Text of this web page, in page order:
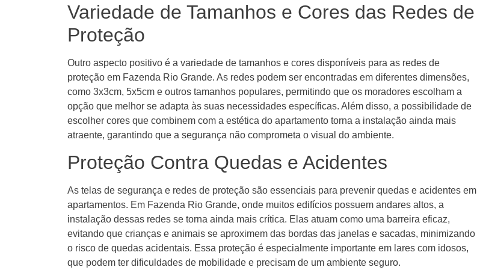
Variedade de Tamanhos e Cores das Redes de
Proteção
Outro aspecto positivo é a variedade de tamanhos e cores disponíveis para as redes de
proteção em Fazenda Rio Grande. As redes podem ser encontradas em diferentes dimensões,
como 3x3cm, 5x5cm e outros tamanhos populares, permitindo que os moradores escolham a
opção que melhor se adapta às suas necessidades específicas. Além disso, a possibilidade de
escolher cores que combinem com a estética do apartamento torna a instalação ainda mais
atraente, garantindo que a segurança não comprometa o visual do ambiente.
Proteção Contra Quedas e Acidentes
As telas de segurança e redes de proteção são essenciais para prevenir quedas e acidentes em
apartamentos. Em Fazenda Rio Grande, onde muitos edifícios possuem andares altos, a
instalação dessas redes se torna ainda mais crítica. Elas atuam como uma barreira eficaz,
evitando que crianças e animais se aproximem das bordas das janelas e sacadas, minimizando
o risco de quedas acidentais. Essa proteção é especialmente importante em lares com idosos,
que podem ter dificuldades de mobilidade e precisam de um ambiente seguro.